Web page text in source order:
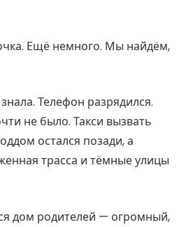
Ещё немного. Мы найдём,
Телефон разрядился.
не было. Такси вызвать
остался позади, а
трасса и тёмные улицы
дом родителей — огромный,